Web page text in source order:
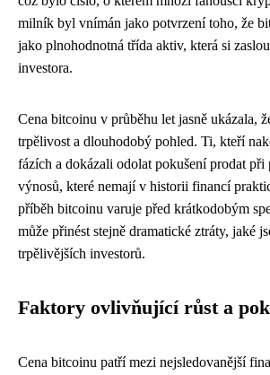
milník byl vnímán jako potvrzení toho, že
jako plnohodnotná třída aktiv, která si
investora.
Cena bitcoinu v průběhu let jasně ukázala,
trpělivost a dlouhodobý pohled. Ti, kteří
fázích a dokázali odolat pokušení prodat
výnosů, které nemají v historii financí
příběh bitcoinu varuje před krátkodobým
může přinést stejně dramatické ztráty, jaké
trpělivějších investorů.
Faktory ovlivňující růst a
Cena bitcoinu patří mezi nejsledovanější